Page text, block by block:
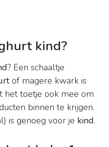
kind?
? Een schaaltje
of magere kwark is
het toetje ook mee om
binnen te krijgen.
is genoeg voor je kind.